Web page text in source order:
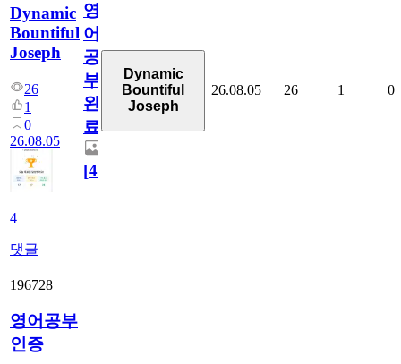
Dynamic
Bountiful
Joseph
26
1
0
26.08.05
4
댓글
영
어
공
부
완
료
[4]
Dynamic
Bountiful
Joseph
26.08.05 26 1 0
196728
영어공부
인증